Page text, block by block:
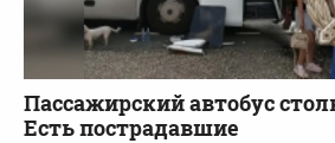
Пассажирский автобус
Есть пострадавшие